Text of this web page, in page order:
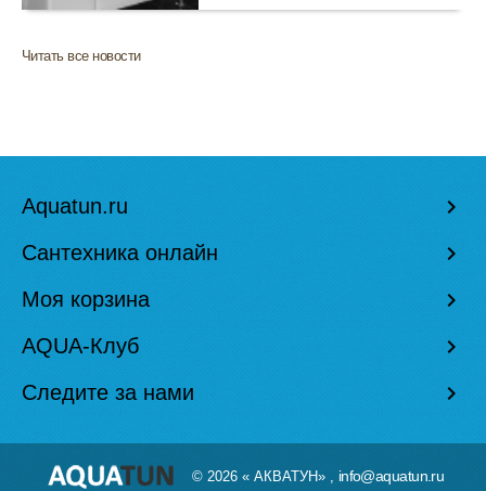
Читать все новости
Aquatun.ru keyboard_arrow_right
Сантехника онлайн keyboard_arrow_right
Моя корзина keyboard_arrow_right
AQUA-Клуб keyboard_arrow_right
Следите за нами keyboard_arrow_right
© 2026 « АКВАТУН» , info@aquatun.ru